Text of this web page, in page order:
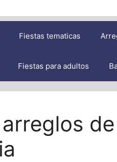
Fiestas tematicas
Fiestas para adultos